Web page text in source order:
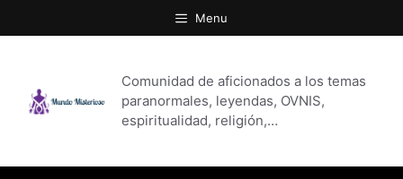
al
Menu
Comunidad de aficionados a los temas
paranormales, leyendas, OVNIS,
espiritualidad, religión,…